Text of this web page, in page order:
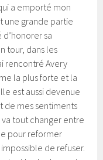
a emporté mon
une grande partie
sa
tour, dans les
rencontré Avery
la plus forte et la
est aussi devenue
de mes sentiments
tout changer entre
pour reformer
de refuser.